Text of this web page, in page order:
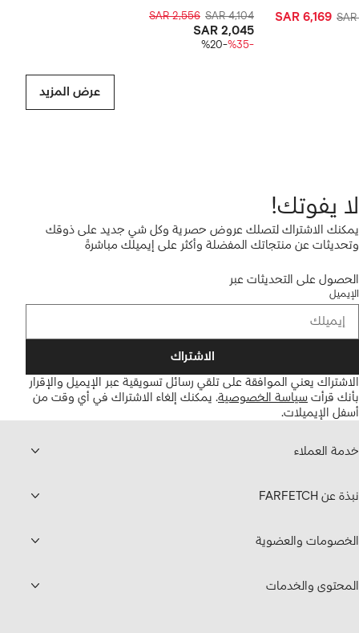
SAR 6,169
SAR 4,104
SAR 2,556
SAR 2,045
-%35
-%20
عرض المزيد
لا يفوتك!
يمكنك الاشتراك لتصلك عروض حصرية وكل شي جديد على ذوقك
وتحديثات عن منتجاتك المفضلة وأكثر على إيميلك مباشرةً
الحصول على التحديثات عبر
الإيميل
الاشتراك
الاشتراك يعني الموافقة على تلقي رسائل تسويقية عبر الإيميل والإقرار
بأنك قرأت سياسة الخصوصية. يمكنك إلغاء الاشتراك في أي وقت من
أسفل الإيميلات.
خدمة العملاء
نبذة عن FARFETCH
الخصومات والعضوية
المحتوى والخدمات